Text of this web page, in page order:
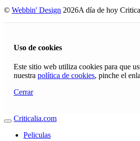
© Webbin' Design 2026A día de hoy
Uso de cookies
Este sitio web utiliza cookies para que
nuestra política de cookies, pinche el
Cerrar
Criticalia.com
Peliculas